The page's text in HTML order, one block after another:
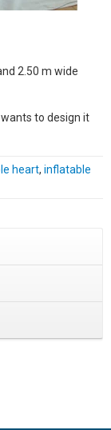
2.50 m wide
to design it
heart, inflatable